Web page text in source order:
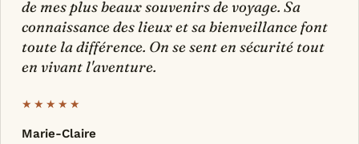
de mes plus beaux souvenirs de voyage. Sa
connaissance des lieux et sa bienveillance font
toute la différence. On se sent en sécurité tout
en vivant l'aventure.
★★★★★
Marie-Claire